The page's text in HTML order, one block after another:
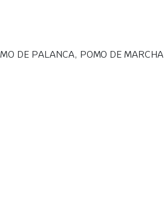
DE PALANCA, POMO DE MARCHA